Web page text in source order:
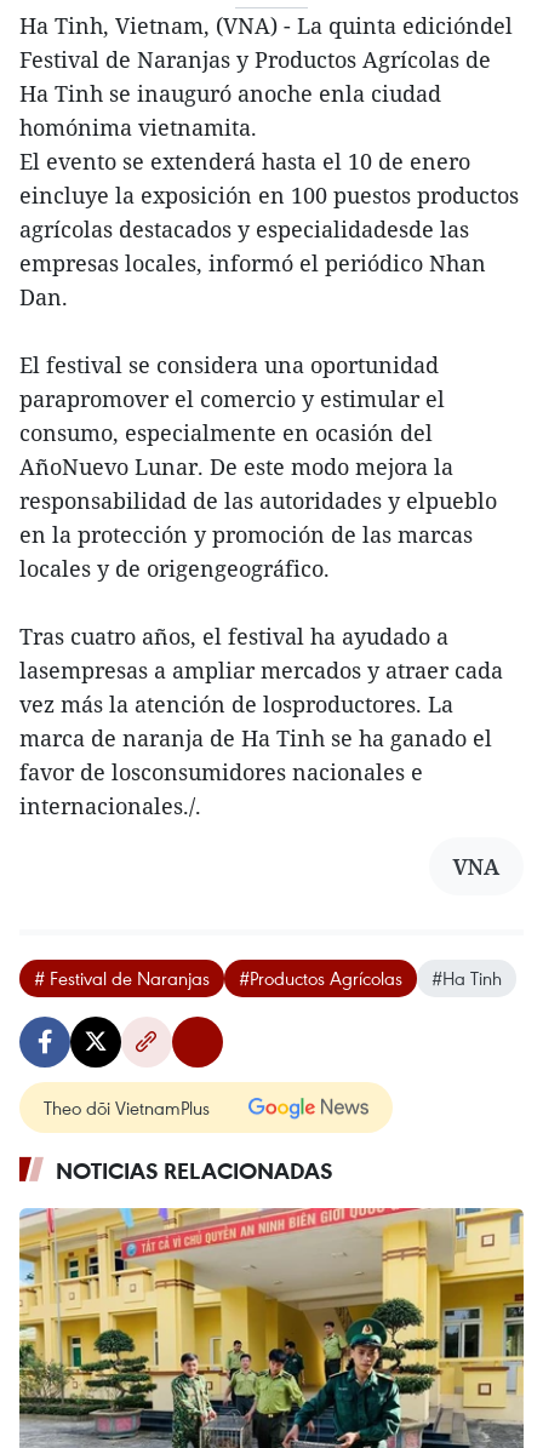
Ha Tinh, Vietnam, (VNA) - La quinta edicióndel
Festival de Naranjas y Productos Agrícolas de
Ha Tinh se inauguró anoche enla ciudad
homónima vietnamita.
El evento se extenderá hasta el 10 de enero
eincluye la exposición en 100 puestos productos
agrícolas destacados y especialidadesde las
empresas locales, informó el periódico Nhan
Dan.
El festival se considera una oportunidad
parapromover el comercio y estimular el
consumo, especialmente en ocasión del
AñoNuevo Lunar. De este modo mejora la
responsabilidad de las autoridades y elpueblo
en la protección y promoción de las marcas
locales y de origengeográfico.
Tras cuatro años, el festival ha ayudado a
lasempresas a ampliar mercados y atraer cada
vez más la atención de losproductores. La
marca de naranja de Ha Tinh se ha ganado el
favor de losconsumidores nacionales e
internacionales./.
VNA
# Festival de Naranjas #Productos Agrícolas #Ha Tinh
Theo dõi VietnamPlus
NOTICIAS RELACIONADAS